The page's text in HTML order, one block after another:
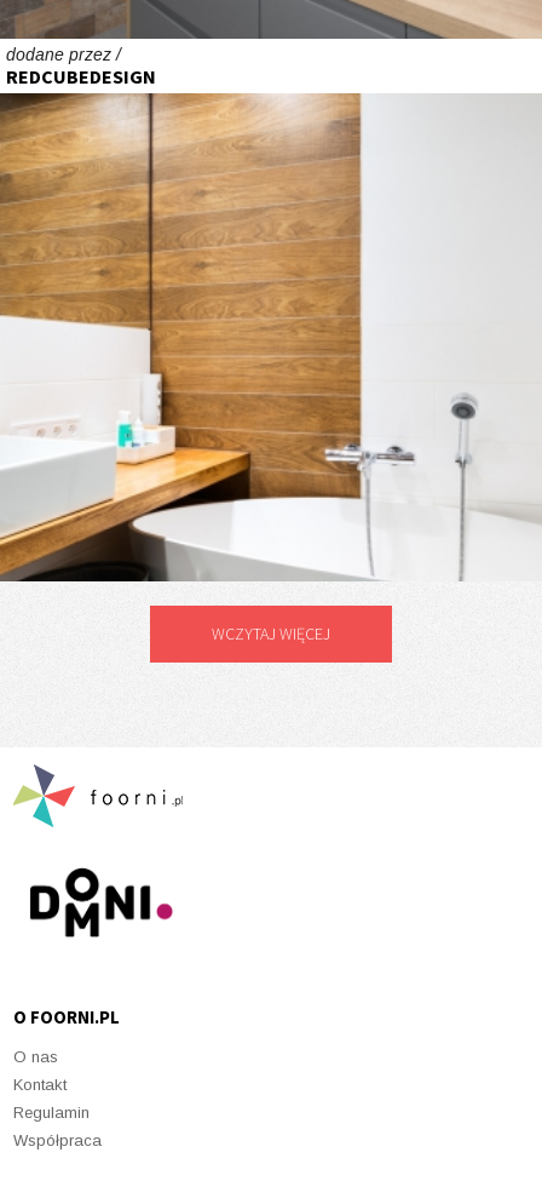
dodane przez /
REDCUBEDESIGN
WCZYTAJ WIĘCEJ
O FOORNI.PL
O nas
Kontakt
Regulamin
Współpraca